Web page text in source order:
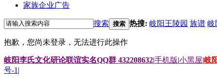
家族企业广告
搜索 搜索 热搜: 岐阳王陵园 族谱 岐
抱歉，您尚未登录，无法进行此操作
岐阳李氏文化研论联谊实名QQ群 432208632|手机版|小黑屋|岐
号-1 |